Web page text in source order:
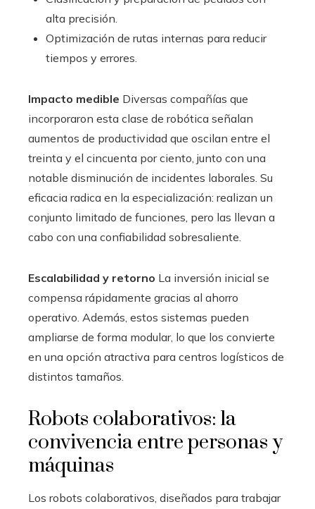
alta precisión.
Optimización de rutas internas para reducir
tiempos y errores.
Impacto medible Diversas compañías que
incorporaron esta clase de robótica señalan
aumentos de productividad que oscilan entre el
treinta y el cincuenta por ciento, junto con una
notable disminución de incidentes laborales. Su
eficacia radica en la especialización: realizan un
conjunto limitado de funciones, pero las llevan a
cabo con una confiabilidad sobresaliente.
Escalabilidad y retorno La inversión inicial se
compensa rápidamente gracias al ahorro
operativo. Además, estos sistemas pueden
ampliarse de forma modular, lo que los convierte
en una opción atractiva para centros logísticos de
distintos tamaños.
Robots colaborativos: la
convivencia entre personas y
máquinas
Los robots colaborativos, diseñados para trabajar